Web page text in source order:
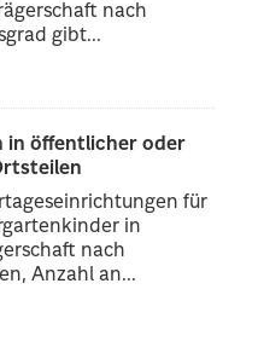
nach
gibt...
in öffentlicher oder
für
in
nach
Anzahl an...